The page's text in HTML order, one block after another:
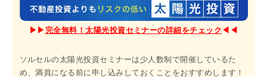
▶︎▶︎ 完全無料！太陽光投資セミナーの詳細をチェック ◀︎◀︎
ソルセルの太陽光投資セミナーは少人数制で開催しているた
め、満員になる前に申し込みしておくことをおすすめします！